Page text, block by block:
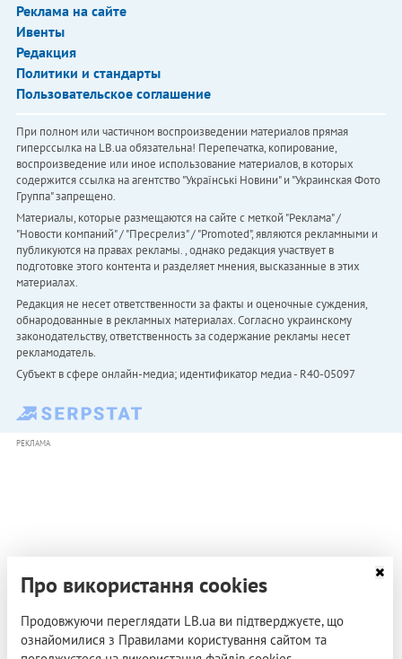
Реклама на сайте
Ивенты
Редакция
Политики и стандарты
Пользовательское соглашение
При полном или частичном воспроизведении материалов прямая
гиперссылка на LB.ua обязательна! Перепечатка, копирование,
воспроизведение или иное использование материалов, в которых
содержится ссылка на агентство "Українськi Новини" и "Украинская Фото
Группа" запрещено.
Материалы, которые размещаются на сайте с меткой "Реклама" /
"Новости компаний" / "Пресрелиз" / "Promoted", являются рекламными и
публикуются на правах рекламы. , однако редакция участвует в
подготовке этого контента и разделяет мнения, высказанные в этих
материалах.
Редакция не несет ответственности за факты и оценочные суждения,
обнародованные в рекламных материалах. Согласно украинскому
законодательству, ответственность за содержание рекламы несет
рекламодатель.
Субъект в сфере онлайн-медиа; идентификатор медиа - R40-05097
РЕКЛАМА
Про використання cookies
Продовжуючи переглядати LB.ua ви підтверджуєте, що
ознайомилися з Правилами користування сайтом та